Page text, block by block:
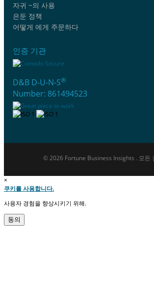
자귀 ~의 사용
은둔 정책
어떻게 에게 주문하다
인증 기관
D&B D-U-N-S®
Number: 861494523
© 2026 Fortune Business Insights . 모든
×
쿠키를 사용합니다.
사용자 경험을 향상시키기 위해.
동의